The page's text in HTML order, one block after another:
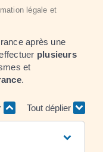
légale et
après une
plusieurs
et
.
Tout déplier